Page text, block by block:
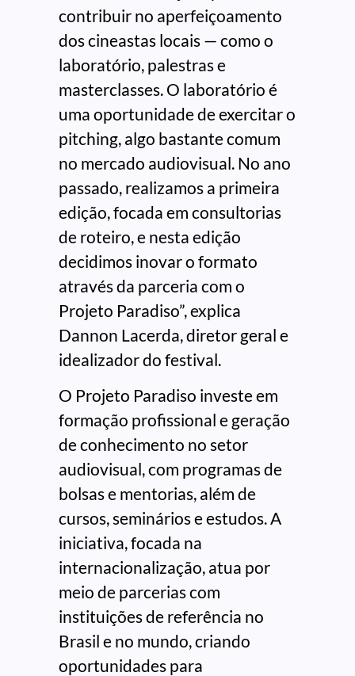
contribuir no aperfeiçoamento
dos cineastas locais — como o
laboratório, palestras e
masterclasses. O laboratório é
uma oportunidade de exercitar o
pitching, algo bastante comum
no mercado audiovisual. No ano
passado, realizamos a primeira
edição, focada em consultorias
de roteiro, e nesta edição
decidimos inovar o formato
através da parceria com o
Projeto Paradiso”, explica
Dannon Lacerda, diretor geral e
idealizador do festival.
O Projeto Paradiso investe em
formação profissional e geração
de conhecimento no setor
audiovisual, com programas de
bolsas e mentorias, além de
cursos, seminários e estudos. A
iniciativa, focada na
internacionalização, atua por
meio de parcerias com
instituições de referência no
Brasil e no mundo, criando
oportunidades para